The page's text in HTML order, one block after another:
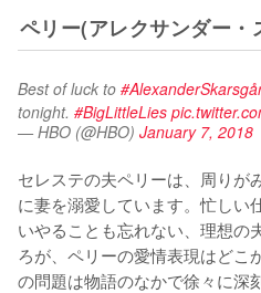
ペリー(アレクサンダー・
Best of luck to
tonight. #BigLittleLies
— HBO (@HBO) January 7, 2018
セレステの夫ペリーは、周りが
に妻を溺愛しています。忙しい
いやることも忘れない、理想の
ろが、ペリーの愛情表現はどこ
の問題は物語のなかで徐々に深